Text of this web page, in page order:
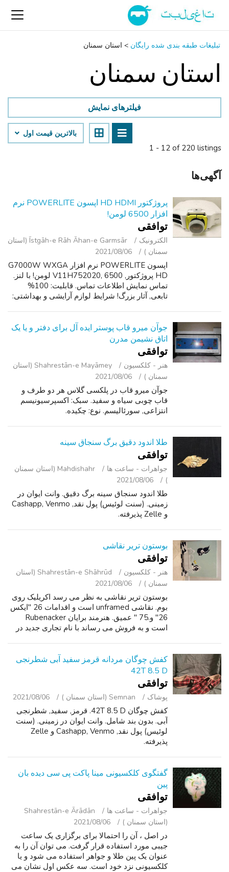
تبلیغات طبقه بندی شده رایگان > استان سمنان
استان سمنان
1 - 12 of 220 listings
فیلترهای نمایش
بالاترین قیمت اول
آگهی‌ها
پروژکتور HD HDMI اپسون POWERLITE نرم
افزار 6500 لومن!
توافقی
الکترونیک
Īstgāh-e Rāh Āhan-e Garmsār (استان
سمنان )
2021/08/06
اپسون POWERLITE نرم افزار G7000W WXGA
HD پروژکتور, V11H752020, 6500 لومن! با لنز.
تماس نمایش اطلاعات تماس. قابلیت: 100%
تابعی, آثار بزرگ! شرایط لوازم آرایشی و بهداشتی:
جوآن میرو قاب پوستر ایده آل برای دفتر و یا یک
اتاق نشیمن مدرن
توافقی
هنر - کلکسیون
Shahrestān-e Mayāmey (استان
سمنان )
2021/08/06
جوآن میرو قاب در پلکسی گلاس هر دو طرف و
قاب چوبی سیاه و سفید. سبک: اکسپرسیونیسم
انتزاعی, سورئالیسم. نوع: چکیده.
طلا اندود دقیق برگ سنجاق سینه
توافقی
جواهرات - ساعت ‌ها
Mahdishahr (استان سمنان
)
2021/08/06
طلا اندود سنجاق سینه برگ دقیق. وانت ایوان در
زمینی. (سنت لوئیس) پول نقد, Cashapp, Venmo
و Zelle پذیرفته.
بوستون تریر نقاشی
توافقی
هنر - کلکسیون
Shahrestān-e Shāhrūd (استان
سمنان )
2021/08/06
بوستون تریر نقاشی به نظر می رسد اکریلیک روی
بوم. نقاشی unframed است و اقدامات 26 "ایکس
26" و.75 " عمیق. هنرمند برایان Rubenacker
است و به فروش می رساند با نام تجاری جدید در
کفش چوگان مردانه قرمز سفید آبی شطرنجی
42T 8.5 D
توافقی
پوشاک Semnan (استان سمنان ) 2021/08/06
کفش چوگان 42T 8.5 D. قرمز, سفید, شطرنجی
آبی. بدون بند شامل. وانت ایوان در زمینی. (سنت
لوئیس) پول نقد, Cashapp, Venmo و Zelle
پذیرفته.
گفتگوی کلکسیونی مینا پاکت پی سی دیده بان
پین
توافقی
جواهرات - ساعت ‌ها
Shahrestān-e Ārādān
(استان سمنان )
2021/08/06
در اصل ، آن را احتمالا برای برگزاری یک ساعت
جیبی مورد استفاده قرار گرفت. می توان آن را به
عنوان یک پین طلا و جواهر استفاده می شود و یا
کلکسیونی نزد خود است. سه عکس اول نشان می